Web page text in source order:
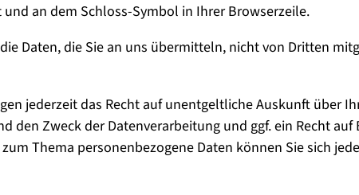
an dem Schloss-Symbol in Ihrer Browserzeile.
Daten, die Sie an uns übermitteln, nicht von Dritten
jederzeit das Recht auf unentgeltliche Auskunft über
den Zweck der Datenverarbeitung und ggf. ein Recht
Thema personenbezogene Daten können Sie sich